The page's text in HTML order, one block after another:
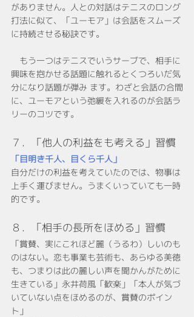
がありません。人との対話はテニスのロング
打法に似て、「ユーモア」は会話をスムーズ
に持続させる秘訣です。
もう一つはテニスでいうサーブで、相手に
興味を抱かせる話題に触れるとくつろいだ気
分になり話題が弾み ます。わざと会話の合間
に、ユーモアという弛緩を入れるのが会話ラ
リーのコツです。
７．「他人の利益をも考える」習慣
「目明き千人、目くら千人」
自分だけの利益を考えていたのでは、物事は
上手く運びません。うまくいっていても一時
的です。
８．「相手の長所をほめる」習慣
「賞賛、実にこれほど麗（うるわ）しいのも
のはない。恋も事業も芸術も、あらゆる美徳
も、つまりは此の麗しい声を聞かんがために
生きている」永井荷風「歓楽」「本人が気づ
いていない点をほめるのが、賞賛のポイン
ト」